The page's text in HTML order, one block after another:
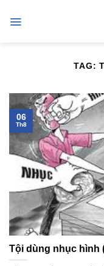
TAG:
Tội dùng nhục hình
06
Th8